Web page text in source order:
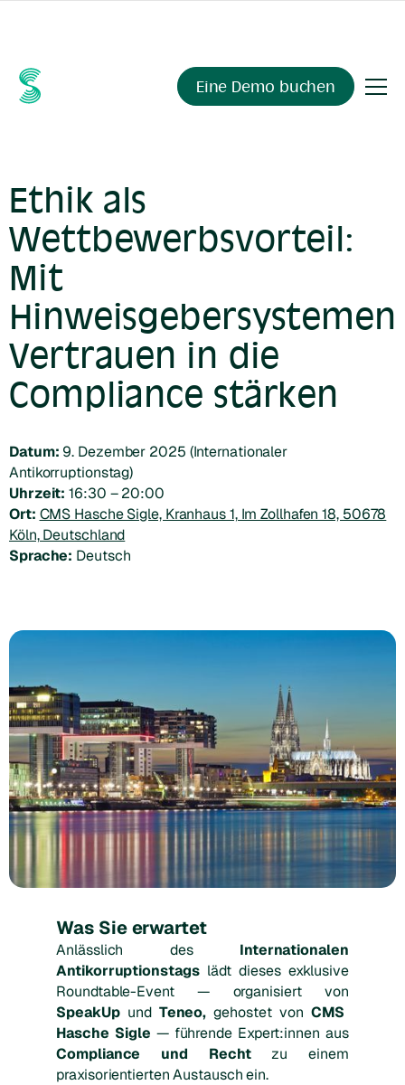
Eine Demo buchen
Ethik als
Wettbewerbsvorteil:
Mit
Hinweisgebersystemen
Vertrauen in die
Compliance stärken
Datum: 9. Dezember 2025 (Internationaler
Antikorruptionstag)
Uhrzeit: 16:30 – 20:00
Ort: CMS Hasche Sigle, Kranhaus 1, Im Zollhafen 18, 50678
Köln, Deutschland
Sprache: Deutsch
Was Sie erwartet
Anlässlich des Internationalen
Antikorruptionstagslädt dieses exklusive
Roundtable-Event — organisiert von
SpeakUp undTeneo,gehostet von CMS
Hasche Sigle — führende Expert:innen aus
Compliance und Rechtzu einem
praxisorientierten Austausch ein.